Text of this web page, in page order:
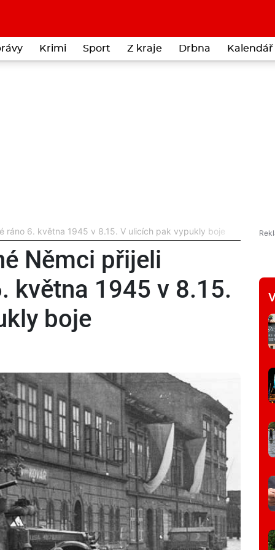
Krimi Sport Z kraje Drbna Kalendář
ráno 6. května 1945 v 8.15. V ulicích pak vypukly boje
Němci přijeli
května 1945 v 8.15.
boje